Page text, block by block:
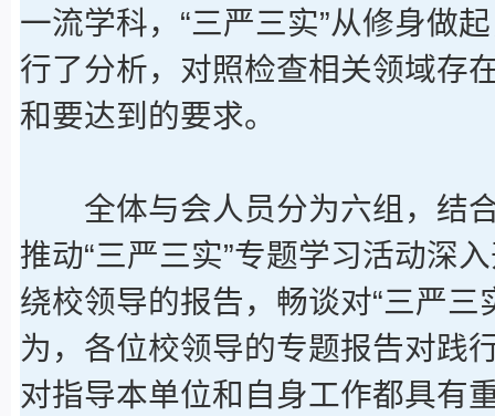
一流学科，“三严三实”从修身做
行了分析，对照检查相关领域存
和要达到的要求。
全体与会人员分为六组，结合
推动“三严三实”专题学习活动深
绕校领导的报告，畅谈对“三严
为，各位校领导的专题报告对践
对指导本单位和自身工作都具有